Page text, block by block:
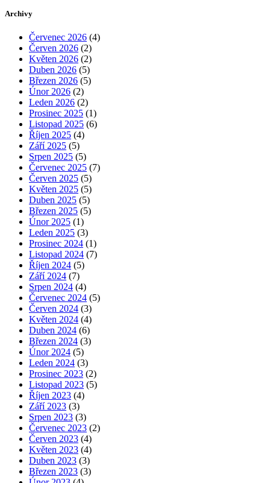
Archivy
Červenec 2026 (4)
Červen 2026 (2)
Květen 2026 (2)
Duben 2026 (5)
Březen 2026 (5)
Únor 2026 (2)
Leden 2026 (2)
Prosinec 2025 (1)
Listopad 2025 (6)
Říjen 2025 (4)
Září 2025 (5)
Srpen 2025 (5)
Červenec 2025 (7)
Červen 2025 (5)
Květen 2025 (5)
Duben 2025 (5)
Březen 2025 (5)
Únor 2025 (1)
Leden 2025 (3)
Prosinec 2024 (1)
Listopad 2024 (7)
Říjen 2024 (5)
Září 2024 (7)
Srpen 2024 (4)
Červenec 2024 (5)
Červen 2024 (3)
Květen 2024 (4)
Duben 2024 (6)
Březen 2024 (3)
Únor 2024 (5)
Leden 2024 (3)
Prosinec 2023 (2)
Listopad 2023 (5)
Říjen 2023 (4)
Září 2023 (3)
Srpen 2023 (3)
Červenec 2023 (2)
Červen 2023 (4)
Květen 2023 (4)
Duben 2023 (3)
Březen 2023 (3)